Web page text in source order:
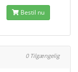
Bestil nu
0 Tilgængelig